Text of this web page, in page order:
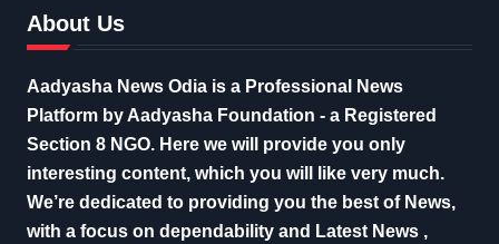
About Us
Aadyasha News Odia is a Professional News
Platform by Aadyasha Foundation - a Registered
Section 8 NGO. Here we will provide you only
interesting content, which you will like very much.
We’re dedicated to providing you the best of News,
with a focus on dependability and Latest News ,